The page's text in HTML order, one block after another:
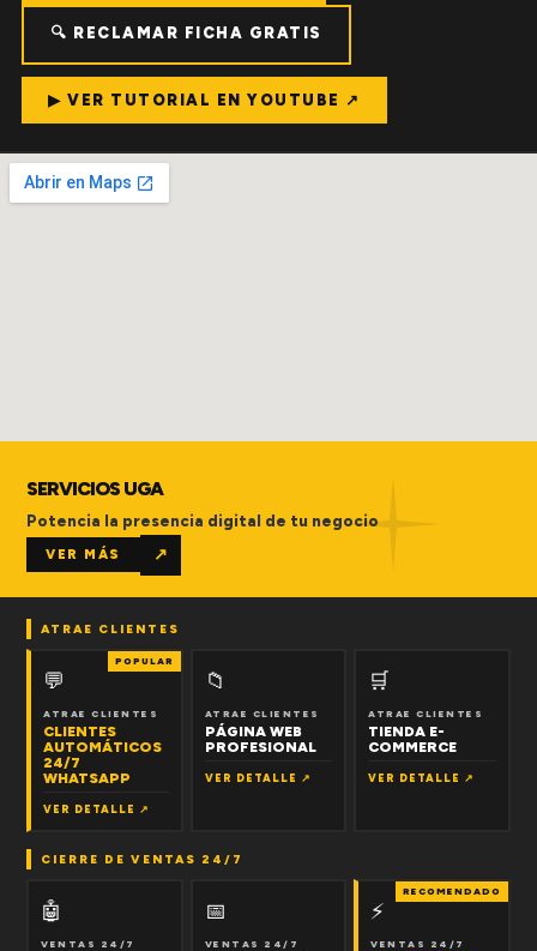
🔍 RECLAMAR FICHA GRATIS
▶ VER TUTORIAL EN YOUTUBE ↗
SERVICIOS UGA
Potencia la presencia digital de tu negocio
VER MÁS ↗
ATRAE CLIENTES
POPULAR
💬
ATRAE CLIENTES
CLIENTES
AUTOMÁTICOS
24/7
WHATSAPP
VER DETALLE ↗
📁
ATRAE CLIENTES
PÁGINA WEB
PROFESIONAL
VER DETALLE ↗
🛒
ATRAE CLIENTES
TIENDA E-
COMMERCE
VER DETALLE ↗
CIERRE DE VENTAS 24/7
🤖
VENTAS 24/7
📅
VENTAS 24/7
RECOMENDADO
⚡
VENTAS 24/7